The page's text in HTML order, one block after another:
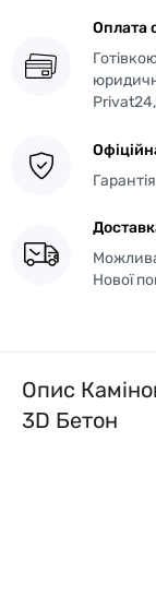
Оплата
Нової
Опис
3D Бетон